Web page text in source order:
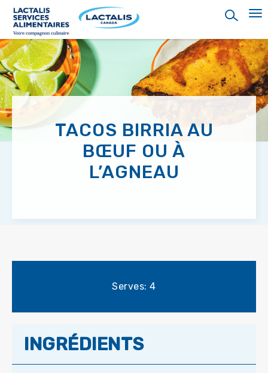
main
content
TACOS BIRRIA AU
BŒUF OU À
L’AGNEAU
Serves: 4
INGRÉDIENTS